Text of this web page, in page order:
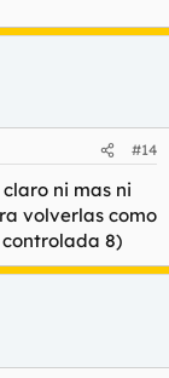
que era
aunque
a sentir nada por
es que cuando
mas...
con ella,
para hablar.
No pongo el
vida.
#14
ni mas ni
volverlas como
8)